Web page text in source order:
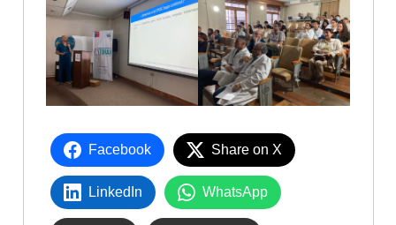
Facebook Share on X
LinkedIn WhatsApp